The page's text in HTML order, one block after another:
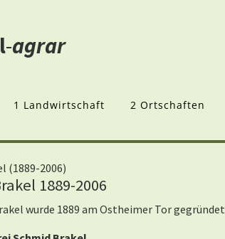
-agrar
1 Landwirtschaft 2 Ortschaften
(1889-2006)
1889-2006
wurde 1889 am Ostheimer Torgegründet